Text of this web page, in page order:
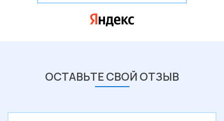
ОСТАВЬТЕ СВОЙ ОТЗЫВ